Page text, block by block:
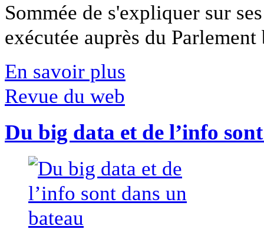
Sommée de s'expliquer sur
exécutée auprès du
En savoir plus
Revue du web
Du big data et de l’info